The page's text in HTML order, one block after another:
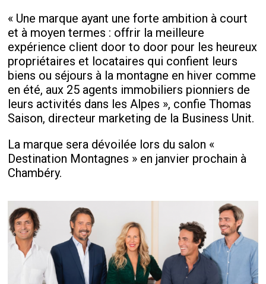
« Une marque ayant une forte ambition à court
et à moyen termes : offrir la meilleure
expérience client door to door pour les heureux
propriétaires et locataires qui confient leurs
biens ou séjours à la montagne en hiver comme
en été, aux 25 agents immobiliers pionniers de
leurs activités dans les Alpes », confie Thomas
Saison, directeur marketing de la Business Unit.
La marque sera dévoilée lors du salon «
Destination Montagnes » en janvier prochain à
Chambéry.